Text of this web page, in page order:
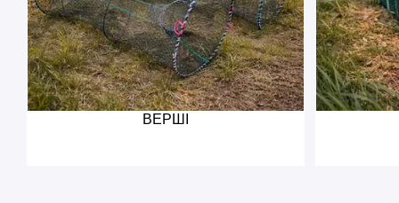
ВЕРШІ